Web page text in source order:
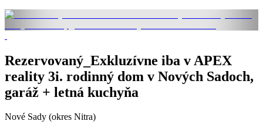
Rezervovaný_Exkluzívne iba v APEX
reality 3i. rodinný dom v Nových Sadoch,
garáž + letná kuchyňa
Nové Sady (okres Nitra)